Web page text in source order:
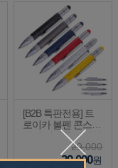
[B2B 특판전용] 트
로이카 볼펜 콘스트
럭션 릴리풋 멀티태
스킹 미니 PIP2529,000
29,000원